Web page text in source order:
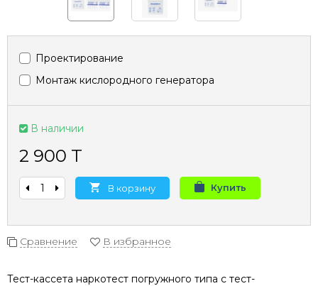
Проектирование
Монтаж кислородного генератора
В наличии
2 900 T
В корзину Купить
Сравнение В избранное
Тест-кассета наркотест погружного типа с тест-